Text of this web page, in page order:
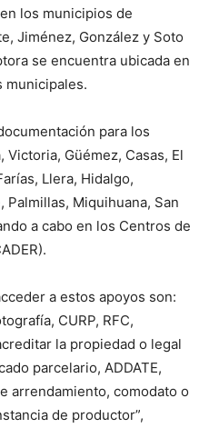
los municipios de
Jiménez, González y Soto
se encuentra ubicada en
municipales.
para los
Güémez, Casas, El
Llera, Hidalgo,
Palmillas, Miquihuana, San
a cabo en los Centros de
a estos apoyos son:
CURP, RFC,
la propiedad o legal
parcelario, ADDATE,
arrendamiento, comodato o
de productor”,